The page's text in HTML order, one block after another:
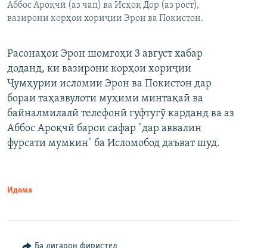
Аббос Ароқчӣ (аз чап) ва Исҳоқ Дор (аз рост),
вазирони корҳои хориҷии Эрон ва Покистон.
Расонаҳои Эрон шомгоҳи 3 август хабар
доданд, ки вазирони корҳои хориҷии
Ҷумҳурии исломии Эрон ва Покистон дар
бораи таҳаввулоти муҳими минтақаӣ ва
байналмилалӣ телефонӣ гуфтугӯ карданд ва аз
Аббос Ароқчӣ барои сафар "дар аввалин
фурсати мумкин" ба Исломобод даъват шуд.
Идома